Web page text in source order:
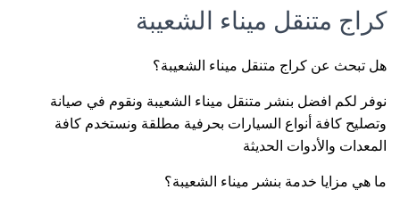
كراج متنقل ميناء الشعيبة
هل تبحث عن كراج متنقل ميناء الشعيبة؟
نوفر لكم افضل بنشر متنقل ميناء الشعيبة ونقوم في صيانة
وتصليح كافة أنواع السيارات بحرفية مطلقة ونستخدم كافة
المعدات والأدوات الحديثة
ما هي مزايا خدمة بنشر ميناء الشعيبة؟